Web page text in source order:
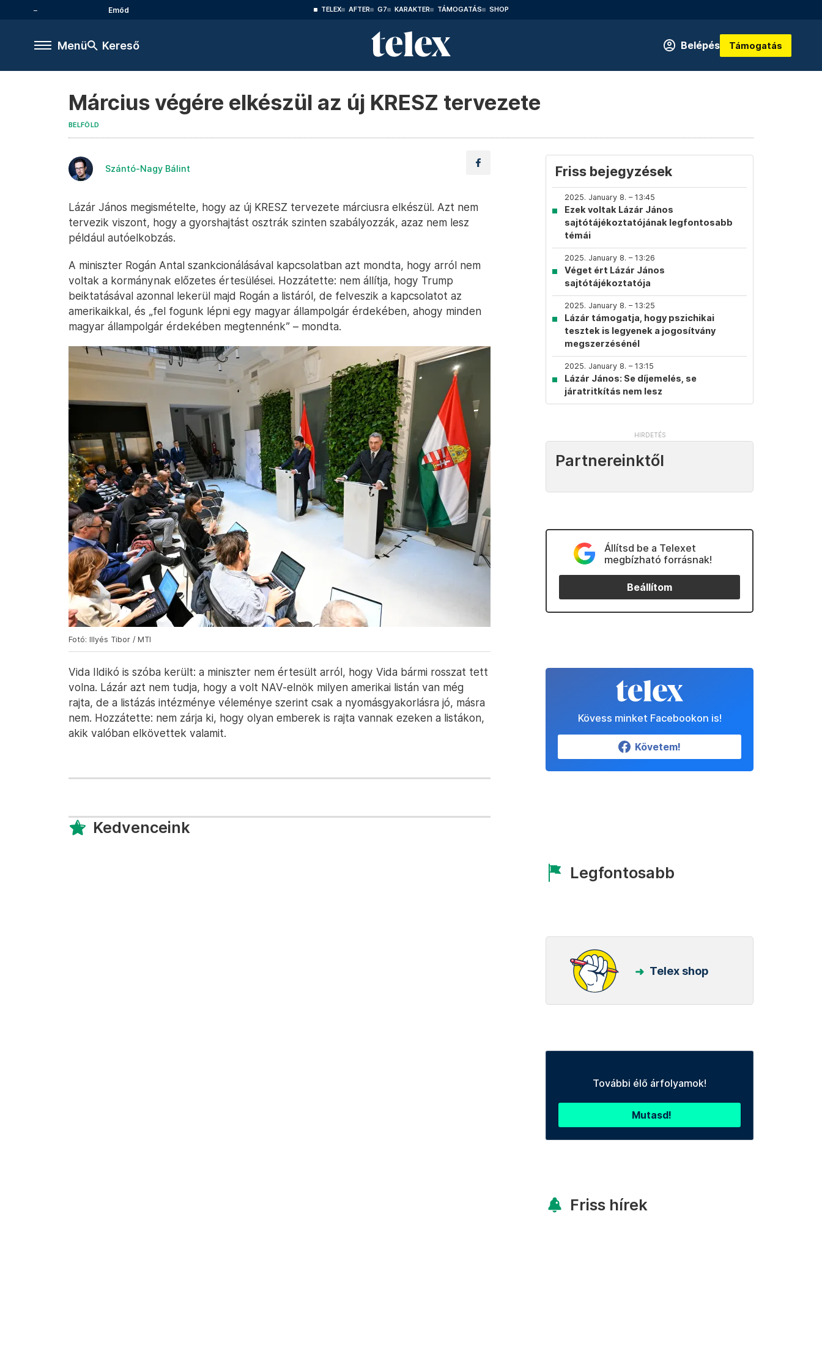
Emőd TELEX AFTER G7 KARAKTER TÁMOGATÁS SHOP
Menü Kereső Belépés Támogatás
Március végére elkészül az új KRESZ tervezete
BELFÖLD
Szántó-Nagy Bálint
Lázár János megismételte, hogy az új KRESZ tervezete márciusra elkészül. Azt nem
tervezik viszont, hogy a gyorshajtást osztrák szinten szabályozzák, azaz nem lesz
például autóelkobzás.
A miniszter Rogán Antal szankcionálásával kapcsolatban azt mondta, hogy arról nem
voltak a kormánynak előzetes értesülései. Hozzátette: nem állítja, hogy Trump
beiktatásával azonnal lekerül majd Rogán a listáról, de felveszik a kapcsolatot az
amerikaikkal, és „fel fogunk lépni egy magyar állampolgár érdekében, ahogy minden
magyar állampolgár érdekében megtennénk” – mondta.
Fotó: Illyés Tibor / MTI
Vida Ildikó is szóba került: a miniszter nem értesült arról, hogy Vida bármi rosszat tett
volna. Lázár azt nem tudja, hogy a volt NAV-elnök milyen amerikai listán van még
rajta, de a listázás intézménye véleménye szerint csak a nyomásgyakorlásra jó, másra
nem. Hozzátette: nem zárja ki, hogy olyan emberek is rajta vannak ezeken a listákon,
akik valóban elkövettek valamit.
Kedvenceink
Friss bejegyzések
2025. January 8. – 13:45
Ezek voltak Lázár János
sajtótájékoztatójának legfontosabb
témái
2025. January 8. – 13:26
Véget ért Lázár János
sajtótájékoztatója
2025. January 8. – 13:25
Lázár támogatja, hogy pszichikai
tesztek is legyenek a jogosítvány
megszerzésénél
2025. January 8. – 13:15
Lázár János: Se díjemelés, se
járatritkítás nem lesz
Partnereinktől
Állítsd be a Telexet
megbízható forrásnak!
Beállítom
Kövess minket Facebookon is!
Követem!
Legfontosabb
Telex shop
További élő árfolyamok!
Mutasd!
Friss hírek